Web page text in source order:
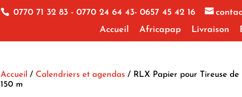
0770 71 32 83 - 0770 24 64 43- 0657 45 42 16
Accueil
Africapap Livraison
Accueil / Calendriers et agendas/ RLX Papier pour Tireuse de
150 m